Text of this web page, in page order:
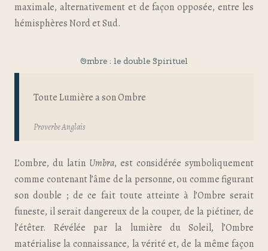
maximale, alternativement et de façon opposée, entre les
hémisphères Nord et Sud.
Ombre : le double Spirituel
Toute Lumière a son Ombre
Proverbe Anglais
L’ombre, du latin Umbra, est considérée symboliquement
comme contenant l’âme de la personne, ou comme figurant
son double ; de ce fait toute atteinte à l’Ombre serait
funeste, il serait dangereux de la couper, de la piétiner, de
l’étêter. Révélée par la lumière du Soleil, l’Ombre
matérialise la connaissance, la vérité et, de la même façon